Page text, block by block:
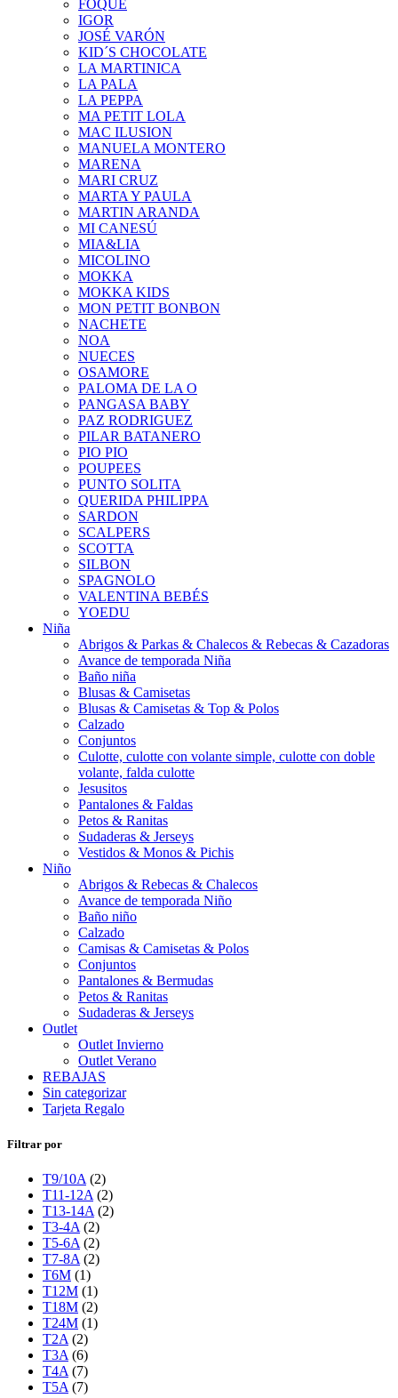
FOQUE
IGOR
JOSÉ VARÓN
KID´S CHOCOLATE
LA MARTINICA
LA PALA
LA PEPPA
MA PETIT LOLA
MAC ILUSION
MANUELA MONTERO
MARENA
MARI CRUZ
MARTA Y PAULA
MARTIN ARANDA
MI CANESÚ
MIA&LIA
MICOLINO
MOKKA
MOKKA KIDS
MON PETIT BONBON
NACHETE
NOA
NUECES
OSAMORE
PALOMA DE LA O
PANGASA BABY
PAZ RODRIGUEZ
PILAR BATANERO
PIO PIO
POUPEES
PUNTO SOLITA
QUERIDA PHILIPPA
SARDON
SCALPERS
SCOTTA
SILBON
SPAGNOLO
VALENTINA BEBÉS
YOEDU
Niña
Abrigos & Parkas & Chalecos & Rebecas & Cazadoras
Avance de temporada Niña
Baño niña
Blusas & Camisetas
Blusas & Camisetas & Top & Polos
Calzado
Conjuntos
Culotte, culotte con volante simple, culotte con doble
volante, falda culotte
Jesusitos
Pantalones & Faldas
Petos & Ranitas
Sudaderas & Jerseys
Vestidos & Monos & Pichis
Niño
Abrigos & Rebecas & Chalecos
Avance de temporada Niño
Baño niño
Calzado
Camisas & Camisetas & Polos
Conjuntos
Pantalones & Bermudas
Petos & Ranitas
Sudaderas & Jerseys
Outlet
Outlet Invierno
Outlet Verano
REBAJAS
Sin categorizar
Tarjeta Regalo
Filtrar por
T9/10A (2)
T11-12A (2)
T13-14A (2)
T3-4A (2)
T5-6A (2)
T7-8A (2)
T6M (1)
T12M (1)
T18M (2)
T24M (1)
T2A (2)
T3A (6)
T4A (7)
T5A (7)